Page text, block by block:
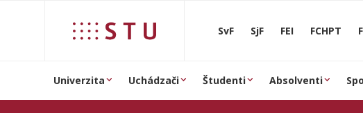
SvF SjF FEI FCHPT
Univerzita Uchádzači Študenti Absolventi